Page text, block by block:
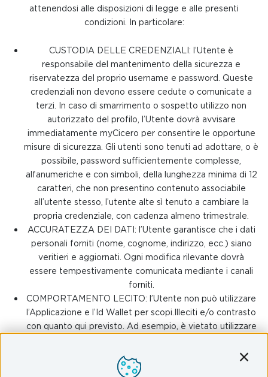
attenendosi alle disposizioni di legge e alle presenti
condizioni. In particolare:
CUSTODIA DELLE CREDENZIALI: l’Utente è
responsabile del mantenimento della sicurezza e
riservatezza del proprio username e password. Queste
credenziali non devono essere cedute o comunicate a
terzi. In caso di smarrimento o sospetto utilizzo non
autorizzato del profilo, l’Utente dovrà avvisare
immediatamente myCicero per consentire le opportune
misure di sicurezza. Gli utenti sono tenuti ad adottare, o è
possibile, password sufficientemente complesse,
alfanumeriche e con simboli, della lunghezza minima di 12
caratteri, che non presentino contenuto associabile
all’utente stesso, l’utente alte sì tenuto a cambiare la
propria credenziale, con cadenza almeno trimestrale.
ACCURATEZZA DEI DATI: l’Utente garantisce che i dati
personali forniti (nome, cognome, indirizzo, ecc.) siano
veritieri e aggiornati. Ogni modifica rilevante dovrà
essere tempestivamente comunicata mediante i canali
forniti.
COMPORTAMENTO LECITO: l’Utente non può utilizzare
l’Applicazione e l’Id Wallet per scopi.Illeciti e/o contrasto
con quanto qui previsto. Ad esempio, è vietato utilizzare
diritti di terzi. Il mancato rispetto di tali obblighi può
comportare la sospensione immediata della licenza.